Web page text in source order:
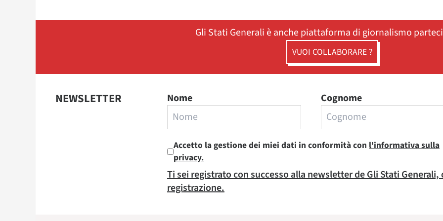
Gli Stati Generali è anche piattaforma di giornalismo
VUOI COLLABORARE ?
NEWSLETTER Nome Cognome
Accetto la gestione dei miei dati in conformità con l'informativa sulla
privacy.
Ti sei registrato con successo alla newsletter de Gli Stati
registrazione.